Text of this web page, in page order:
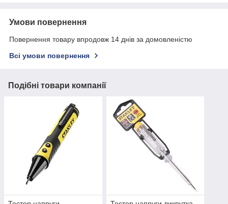
Умови повернення
Повернення товару впродовж 14 днів за домовленістю
Всі умови повернення
Подібні товари компанії